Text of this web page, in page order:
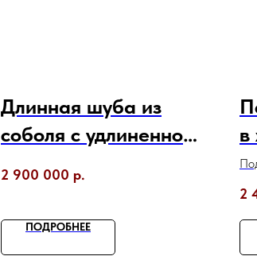
Длинная шуба из
соболя с удлиненной
2 900 000 р.
ПОДРОБНЕЕ
в
2